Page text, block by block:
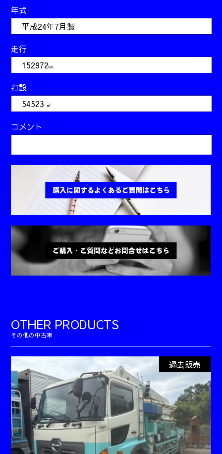
年式
平成24年7月製
走行
152972km
打設
54523
㎥
コメント
OTHER PRODUCTS
過去販売